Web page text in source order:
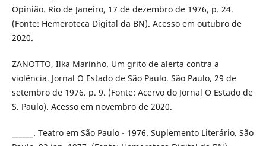
Opinião. Rio de Janeiro, 17 de dezembro de 1976, p. 24.
(Fonte: Hemeroteca Digital da BN). Acesso em outubro de
2020.
ZANOTTO, Ilka Marinho. Um grito de alerta contra a
violência. Jornal O Estado de São Paulo. São Paulo, 29 de
setembro de 1976. p. 9. (Fonte: Acervo do Jornal O Estado de
S. Paulo). Acesso em novembro de 2020.
______. Teatro em São Paulo - 1976. Suplemento Literário. São